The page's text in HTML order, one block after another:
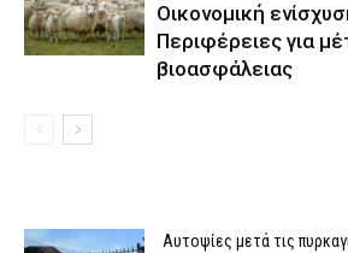
Οικονομική
Περιφέρειες για
βιοασφάλειας
Αυτοψίες μετά τις